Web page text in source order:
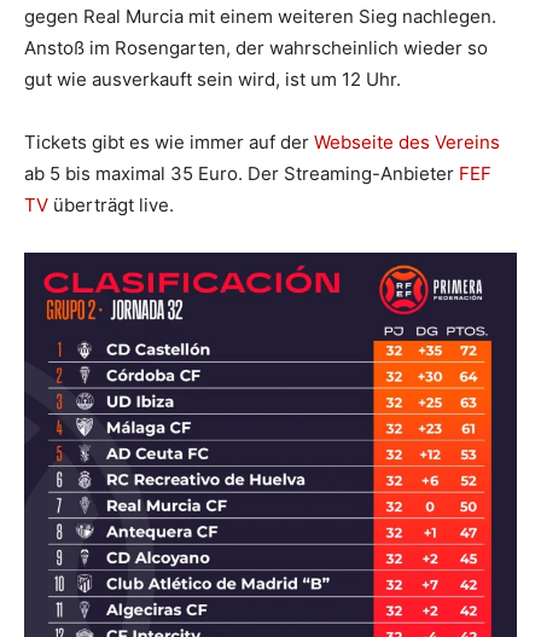
gegen Real Murcia mit einem weiteren Sieg nachlegen.
Anstoß im Rosengarten, der wahrscheinlich wieder so
gut wie ausverkauft sein wird, ist um 12 Uhr.
Tickets gibt es wie immer auf der Webseite des Vereins
ab 5 bis maximal 35 Euro. Der Streaming-Anbieter FEF
TV überträgt live.